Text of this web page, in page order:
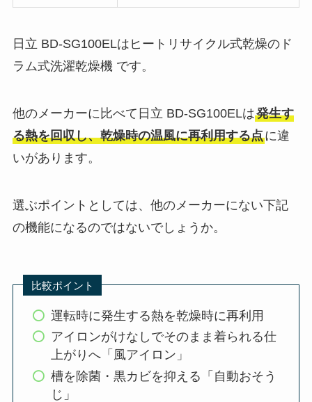
日立 BD-SG100ELはヒートリサイクル式乾燥のド
ラム式洗濯乾燥機 です。
他のメーカーに比べて日立 BD-SG100ELは発生す
る熱を回収し、乾燥時の温風に再利用する点に違
いがあります。
選ぶポイントとしては、他のメーカーにない下記
の機能になるのではないでしょうか。
比較ポイント
運転時に発生する熱を乾燥時に再利用
アイロンがけなしでそのまま着られる仕
上がりへ「風アイロン」
槽を除菌・黒カビを抑える「自動おそう
じ」